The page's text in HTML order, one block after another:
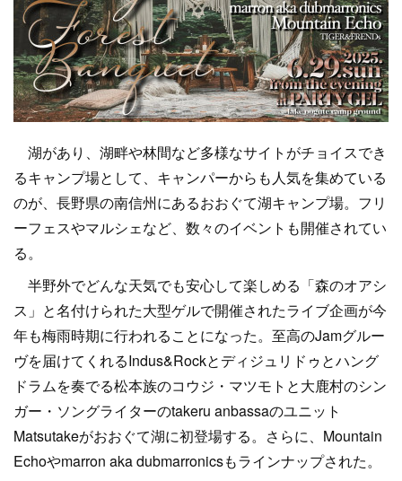
湖があり、湖畔や林間など多様なサイトがチョイスでき
るキャンプ場として、キャンパーからも人気を集めている
のが、長野県の南信州にあるおおぐて湖キャンプ場。フリ
ーフェスやマルシェなど、数々のイベントも開催されてい
る。
半野外でどんな天気でも安心して楽しめる「森のオアシ
ス」と名付けられた大型ゲルで開催されたライブ企画が今
年も梅雨時期に行われることになった。至高のJamグルー
ヴを届けてくれるIndus&Rockとディジュリドゥとハング
ドラムを奏でる松本族のコウジ・マツモトと大鹿村のシン
ガー・ソングライターのtakeru anbassaのユニット
Matsutakeがおおぐて湖に初登場する。さらに、Mountain
Echoやmarron aka dubmarronicsもラインナップされた。